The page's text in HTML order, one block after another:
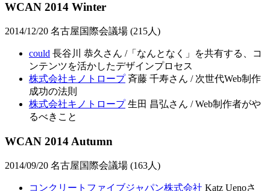
WCAN 2014 Winter
2014/12/20 名古屋国際会議場 (215人)
could 長谷川 恭久さん /「なんとなく」を共有する、コ
ンテンツを活かしたデザインプロセス
株式会社キノトロープ斉藤 千寿さん / 次世代Web制作
成功の法則
株式会社キノトロープ生田 昌弘さん / Web制作者がや
るべきこと
WCAN 2014 Autumn
2014/09/20 名古屋国際会議場 (163人)
コンクリートファイブジャパン株式会社 Katz Uenoさ